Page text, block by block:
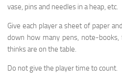
vase, pins and needles in a heap, etc.
Give each player a sheet of paper
down how many pens, note-
thinks are on the table.
Do not give the player time to count.